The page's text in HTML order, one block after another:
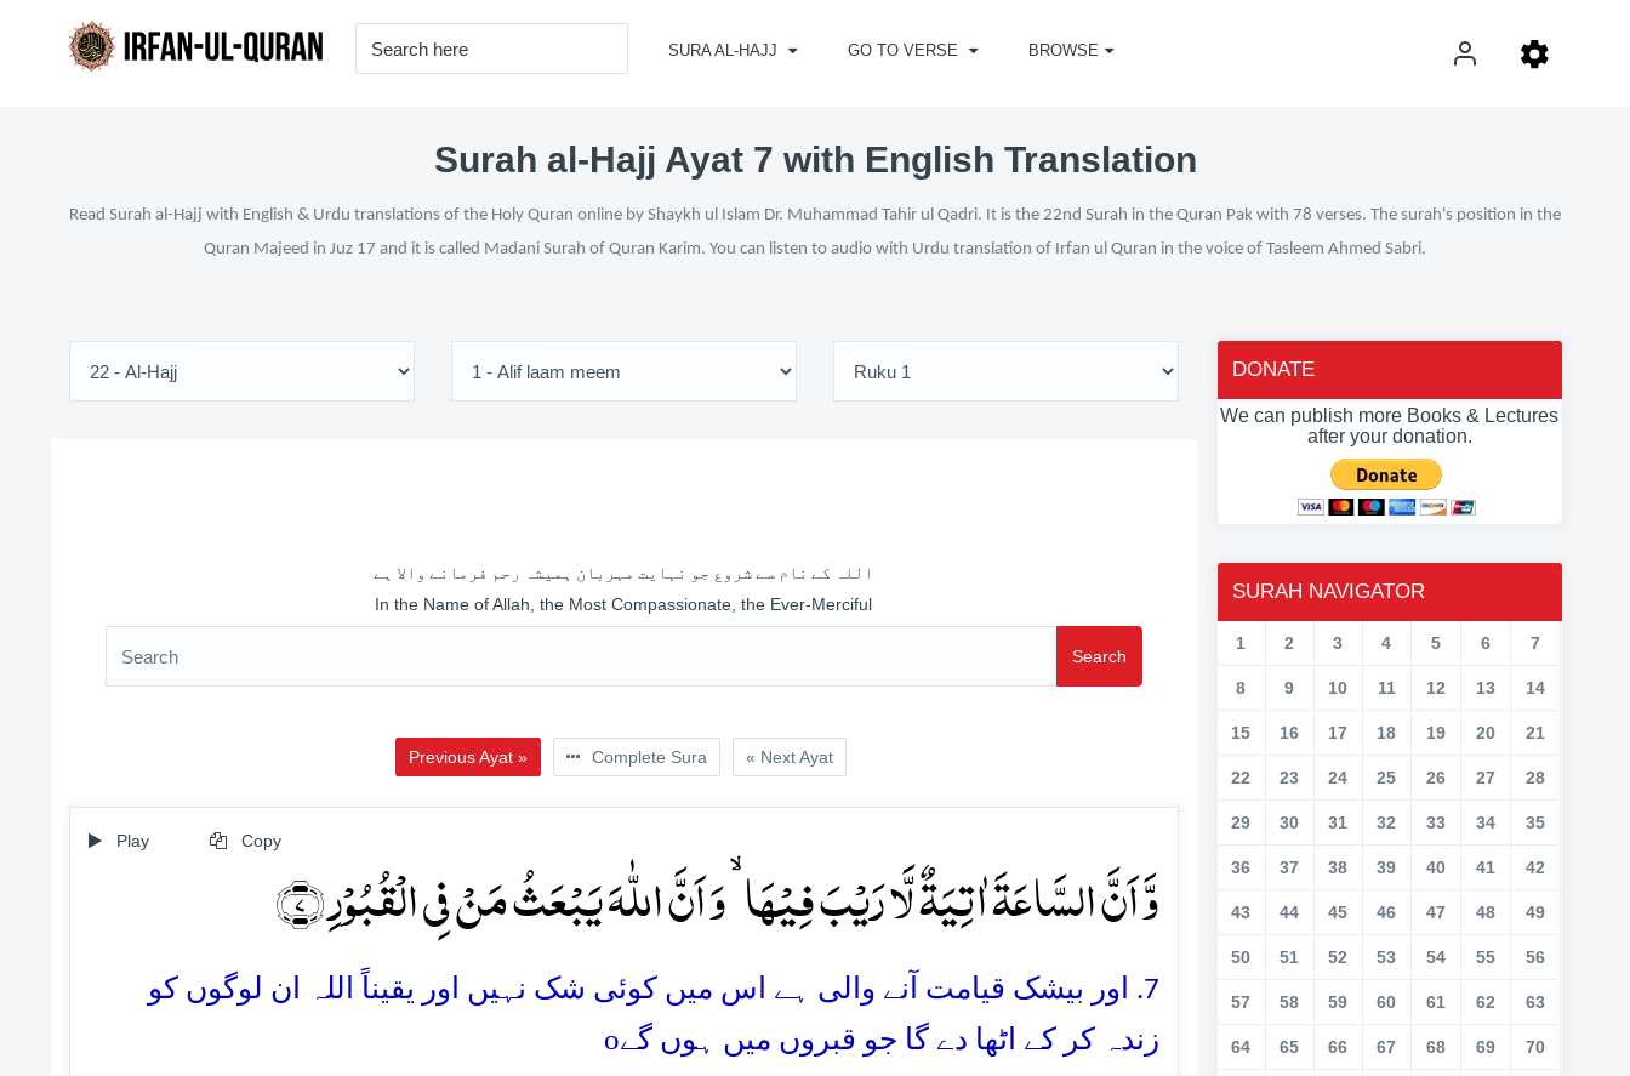
SURA AL-HAJJ GO TO VERSE BROWSE
Surah al-Hajj Ayat 7 with English Translation
Read Surah al-Hajj with English & Urdu translations of the Holy Quran online by Shaykh ul Islam Dr. Muhammad Tahir ul Qadri. It is the 22nd Surah in the Quran Pak with 78 verses. The surah's position in the
Quran Majeed in Juz 17 and it is called Madani Surah of Quran Karim. You can listen to audio with Urdu translation of Irfan ul Quran in the voice of Tasleem Ahmed Sabri.
اللہ کے نام سے شروع جو نہایت مہربان ہمیشہ رحم فرمانے والا ہے
In the Name of Allah, the Most Compassionate, the Ever-Merciful
Search
Previous Ayat » Complete Sura « Next Ayat
Play Copy
وَّ اَنَّ السَّاعَۃَ اٰتِیَۃٌ لَّا رَیۡبَ فِیۡہَا ۙ وَ اَنَّ اللّٰہَ یَبۡعَثُ مَنۡ فِی الۡقُبُوۡرِ ﴿۷﴾
7. اور بیشک قیامت آنے والی ہے اس میں کوئی شک نہیں اور یقیناً اللہ ان لوگوں کو
زندہ کر کے اٹھا دے گا جو قبروں میں ہوں گےo
DONATE
We can publish more Books & Lectures
after your donation.
SURAH NAVIGATOR
1 2 3 4 5 6 7
8 9 10 11 12 13 14
15 16 17 18 19 20 21
22 23 24 25 26 27 28
29 30 31 32 33 34 35
36 37 38 39 40 41 42
43 44 45 46 47 48 49
50 51 52 53 54 55 56
57 58 59 60 61 62 63
64 65 66 67 68 69 70